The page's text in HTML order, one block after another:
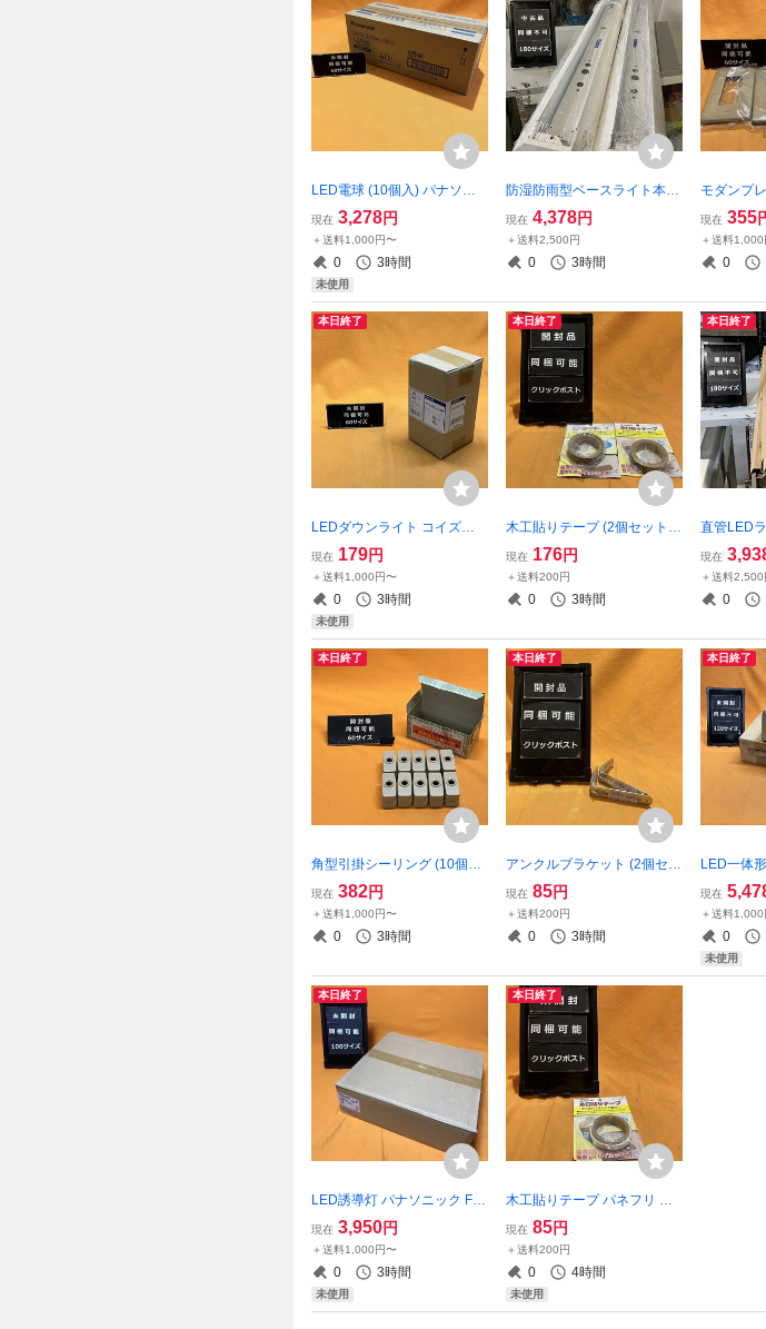
LED電球 (10個入) パナソニ
ック LDA5L-G/Z40E/S/W/2
全方向プレミア 口金E26 電
球色相当 サテイゴー
現在 3,278円
＋送料1,000円〜
0 3時間
未使用
防湿防雨型ベースライト本体
(6個セット) パナソニック N
NWK41165 40形 天井直付型
ステンレス製 ライトバー別
売 iDシリーズ サテイゴー
現在 4,378円
＋送料2,500円
0 3時間
モダンプ
個セット)
02Y
ュ サテイ
現在 355
＋送料1,000
0
本日終了
LEDダウンライト コイズミ
照明 XD205030WM φ75 温
白色 サテイゴー
現在 179円
＋送料1,000円〜
0 3時間
未使用
本日終了
木工貼りテープ (2個セット)
パネフリ ダークピーチ 18m
m巾×2ｍ巻 サテイゴー
現在 176円
＋送料200円
0 3時間
本日終了
直管LED
イリスオ
19/33/
側給電 サ
現在
＋送料2,500
0
本日終了
角型引掛シーリング (10個入)
ナショナル WG4101 6A 250
V サテイゴー
現在 382円
＋送料1,000円〜
0 3時間
本日終了
アンクルブラケット (2個セッ
ト) 小 サテイゴー
現在 85円
＋送料200円
0 3時間
本日終了
LED一体
セット)
-LS9 φ100
ー
現在
＋送料1,000
0
未使用
本日終了
LED誘導灯 パナソニック FA
20301LE1 片面 点滅型 B級B
L形 21年製 サテイゴー
現在 3,950円
＋送料1,000円〜
0 3時間
未使用
本日終了
木工貼りテープ パネフリ ホ
ワイト 9mm巾×2ｍ巻 サテイ
ゴー
現在 85円
＋送料200円
0 4時間
未使用